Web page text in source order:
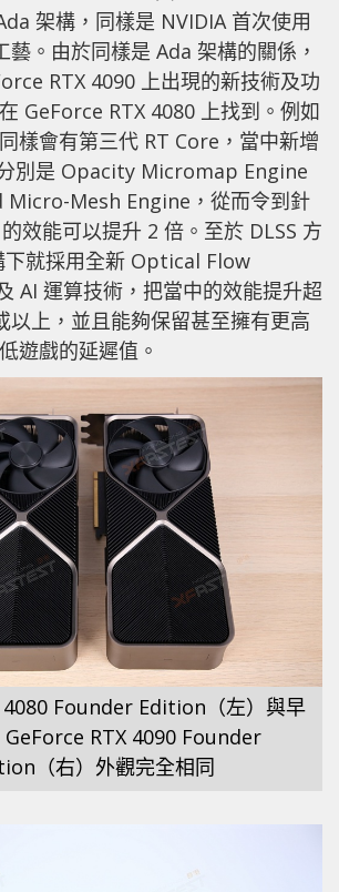
架構，同樣是 NVIDIA 首次使用
藝。由於同樣是 Ada 架構的關係，
RTX 4090 上出現的新技術及功
GeForce RTX 4080 上找到。例如
樣會有第三代 RT Core，當中新增
別是 Opacity Micromap Engine
Micro-Mesh Engine，從而令到針
效能可以提升 2 倍。至於 DLSS 方
下就採用全新 Optical Flow
AI 運算技術，把當中的效能提升超
以上，並且能夠保留甚至擁有更高
遊戲的延遲值。
4080 Founder Edition（左）與早
GeForce RTX 4090 Founder
（右）外觀完全相同